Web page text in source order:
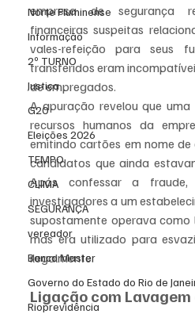
Norte Fluminense
Informação
2º TURNO
Justiça
G20
Eleições 2026
TEMPO
CLIMA
SEGURANÇA
vereador
Banco Master
Governo do Estado do Rio de
Rioprevidência
empresa de segurança
financeiras suspeitas
vales-refeição para seus
transferidos eram
de empregados.
A apuração revelou que
recursos humanos da
emitindo cartões em nome
candidatos que ainda
Após confessar a
investigadores a um
supostamente operava
mas era utilizado para
ilegalmente.
Ligação com Lavagem